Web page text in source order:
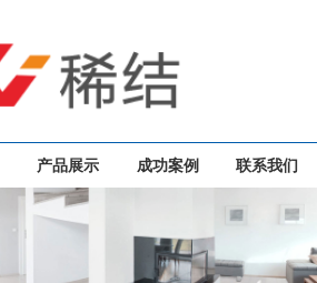
产品展示 成功案例 联系我们